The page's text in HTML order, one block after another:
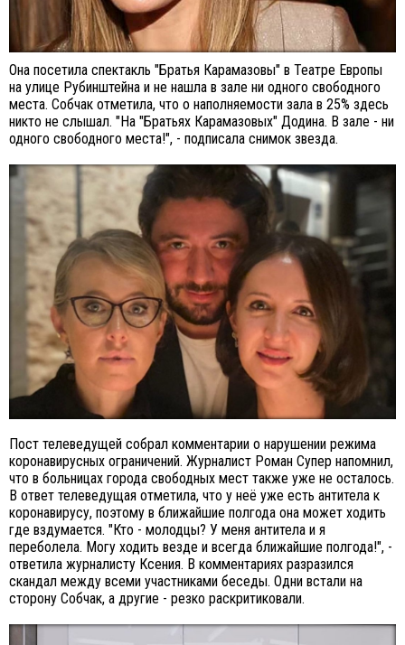
Она посетила спектакль "Братья Карамазовы" в Театре Европы
на улице Рубинштейна и не нашла в зале ни одного свободного
места. Собчак отметила, что о наполняемости зала в 25% здесь
никто не слышал. "На "Братьях Карамазовых" Додина. В зале - ни
одного свободного места!", - подписала снимок звезда.
Пост телеведущей собрал комментарии о нарушении режима
коронавирусных ограничений. Журналист Роман Супер напомнил,
что в больницах города свободных мест также уже не осталось.
В ответ телеведущая отметила, что у неё уже есть антитела к
коронавирусу, поэтому в ближайшие полгода она может ходить
где вздумается. "Кто - молодцы? У меня антитела и я
переболела. Могу ходить везде и всегда ближайшие полгода!", -
ответила журналисту Ксения. В комментариях разразился
скандал между всеми участниками беседы. Одни встали на
сторону Собчак, а другие - резко раскритиковали.